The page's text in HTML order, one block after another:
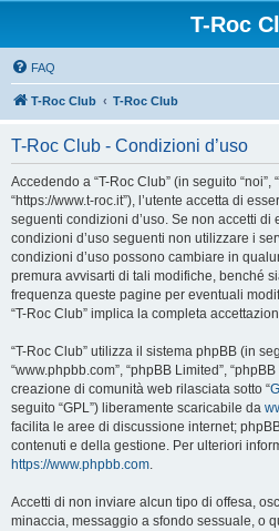
T-Roc
FAQ
T-Roc Club T-Roc Club
T-Roc Club - Condizioni d’uso
Accedendo a “T-Roc Club” (in seguito “noi”,
“https://www.t-roc.it”), l’utente accetta di
seguenti condizioni d’uso. Se non accetti
condizioni d’uso seguenti non utilizzare i
condizioni d’uso possono cambiare in
premura avvisarti di tali modifiche, benché
frequenza queste pagine per eventuali
“T-Roc Club” implica la completa
“T-Roc Club” utilizza il sistema phpBB (in
“www.phpbb.com”, “phpBB Limited”,
creazione di comunità web rilasciata sotto “
seguito “GPL”) liberamente scaricabile da
facilita le aree di discussione internet;
contenuti e della gestione. Per ulteriori
https://www.phpbb.com.
Accetti di non inviare alcun tipo di offesa,
minaccia, messaggio a sfondo sessuale, o